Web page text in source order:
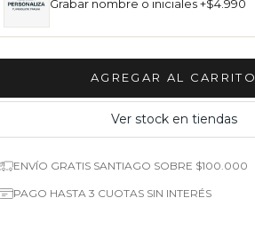
Grabar nombre o iniciales +$4.990
AGREGAR AL CARRITO
Ver stock en tiendas
ENVÍO GRATIS SANTIAGO SOBRE $100.000
PAGO HASTA 3 CUOTAS SIN INTERÉS